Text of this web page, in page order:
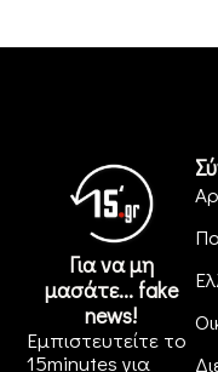
Για να μη
μασάτε... fake
news!
Εμπιστευτείτε το
15minutes για